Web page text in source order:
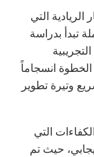
التي
تبدأ بدراسة
الخطوة انسجاماً
وتيرة تطوير
التي
حيث تم